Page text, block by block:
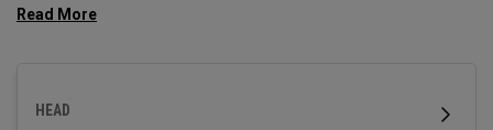
Schlagbildkorrektur.
HEAD